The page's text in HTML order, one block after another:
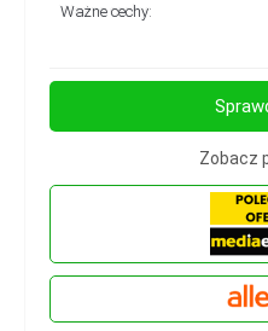
Ważne cechy:
Zobacz